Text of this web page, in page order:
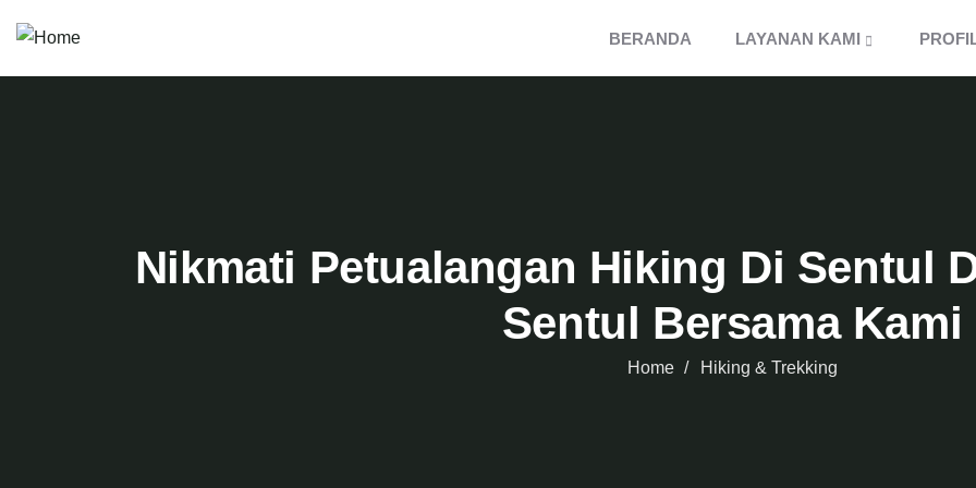
BERANDA LAYANAN KAMI
Nikmati Petualangan Hiking Di Sentul
Sentul Bersama Kami
Home Hiking & Trekking